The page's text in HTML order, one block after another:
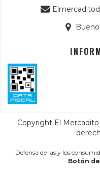
Copyright El Mercadito
Defensa de las y los
Botón